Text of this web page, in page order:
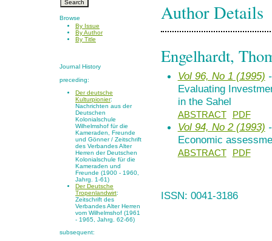
Browse
By Issue
By Author
By Title
Journal History
preceding:
Der deutsche
Kulturpionier:
Nachrichten aus der
Deutschen
Kolonialschule
Wilhelmshof für die
Kameraden, Freunde
und Gönner / Zeitschrift
des Verbandes Alter
Herren der Deutschen
Kolonialschule für die
Kameraden und
Freunde (1900 - 1960,
Jahrg. 1-61)
Der Deutsche
Tropenlandwirt:
Zeitschrift des
Verbandes Alter Herren
vom Wilhelmshof (1961
- 1965, Jahrg. 62-66)
subsequent:
Author Details
Engelhardt,
Vol 96, No 1 (1995)
Evaluating
in the Sahel
ABSTRACT PDF
Vol 94, No 2 (1993)
Economic
ABSTRACT PDF
ISSN: 0041-3186